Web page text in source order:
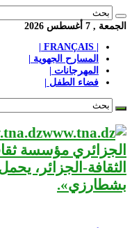
الجمعة , 7 أغسطس 2026
المسارح الجهوية |
المهرجانات |
فضاء الطفل |
الجزائري مؤسسة
الثقافة-الجزائر،
بشطارزي».